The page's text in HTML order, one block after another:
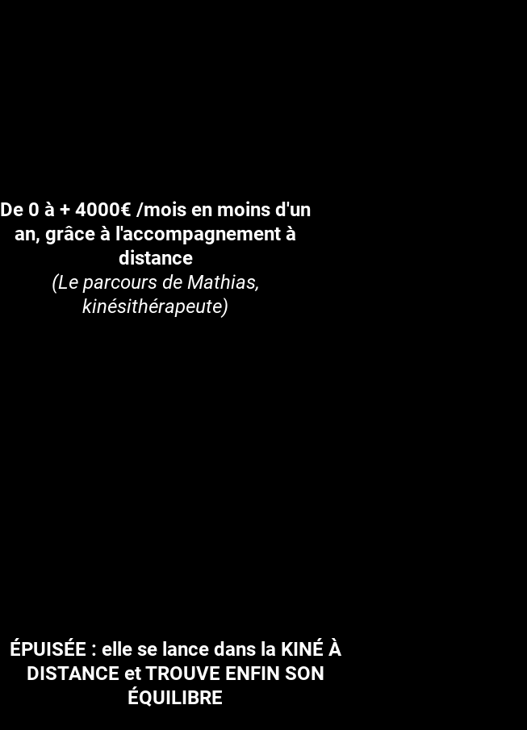
De 0 à + 4000€ /mois en moins d'un
an, grâce à l'accompagnement à
distance
(Le parcours de Mathias,
kinésithérapeute)
ÉPUISÉE : elle se lance dans la KINÉ À
DISTANCE et TROUVE ENFIN SON
ÉQUILIBRE